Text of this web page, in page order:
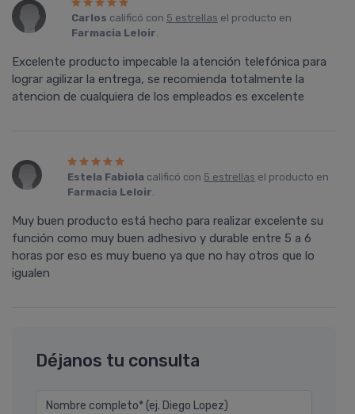
Carlos calificó con 5 estrellas el producto en
Farmacia Leloir.
Excelente producto impecable la atención telefónica para
lograr agilizar la entrega, se recomienda totalmente la
atencion de cualquiera de los empleados es excelente
Estela Fabiola calificó con 5 estrellas el producto en
Farmacia Leloir.
Muy buen producto está hecho para realizar excelente su
función como muy buen adhesivo y durable entre 5 a 6
horas por eso es muy bueno ya que no hay otros que lo
igualen
Déjanos tu consulta
Nombre completo* (ej. Diego Lopez)